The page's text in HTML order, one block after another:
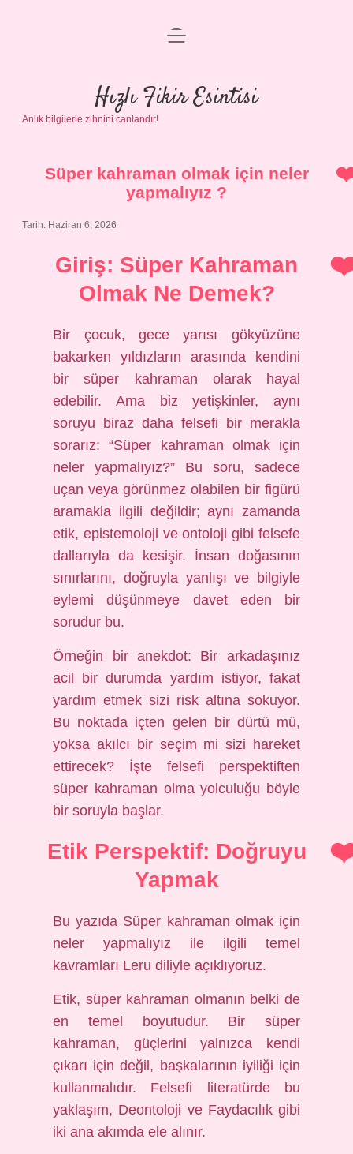
Anasayfa
Gizlilik Politikası
Yasal Uyarı
menüyü
Hızlı Fikir Esintisi
Anlık bilgilerle zihnini canlandır!
Süper kahraman olmak için neler
yapmalıyız ?
Tarih: Haziran 6, 2026
Giriş: Süper Kahraman
Olmak Ne Demek?
Bir çocuk, gece yarısı gökyüzüne
bakarken yıldızların arasında kendini
bir süper kahraman olarak hayal
edebilir. Ama biz yetişkinler, aynı
soruyu biraz daha felsefi bir merakla
sorarız: “Süper kahraman olmak için
neler yapmalıyız?” Bu soru, sadece
uçan veya görünmez olabilen bir figürü
aramakla ilgili değildir; aynı zamanda
etik, epistemoloji ve ontoloji gibi felsefe
dallarıyla da kesişir. İnsan doğasının
sınırlarını, doğruyla yanlışı ve bilgiyle
eylemi düşünmeye davet eden bir
sorudur bu.
Örneğin bir anekdot: Bir arkadaşınız
acil bir durumda yardım istiyor, fakat
yardım etmek sizi risk altına sokuyor.
Bu noktada içten gelen bir dürtü mü,
yoksa akılcı bir seçim mi sizi hareket
ettirecek? İşte felsefi perspektiften
süper kahraman olma yolculuğu böyle
bir soruyla başlar.
Etik Perspektif: Doğruyu
Yapmak
Bu yazıda Süper kahraman olmak için
neler yapmalıyız ile ilgili temel
kavramları Leru diliyle açıklıyoruz.
Etik, süper kahraman olmanın belki de
en temel boyutudur. Bir süper
kahraman, güçlerini yalnızca kendi
çıkarı için değil, başkalarının iyiliği için
kullanmalıdır. Felsefi literatürde bu
yaklaşım, Deontoloji ve Faydacılık gibi
iki ana akımda ele alınır.